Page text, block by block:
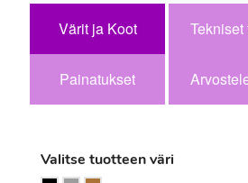
Värit ja Koot Tekniset
Painatukset
Valitse tuotteen väri